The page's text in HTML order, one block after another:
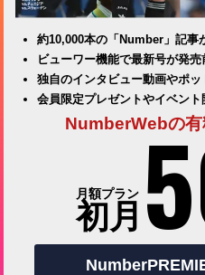
約10,000本の「Number」記事
ビューワー機能で最新号が発
独自のインタビュー動画やポ
会員限定プレゼントやイベント
NumberWebの有
月額プラン
初月